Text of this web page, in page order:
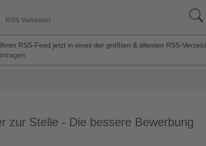
RSS Validator
RSS-Feed jetzt in eines der größten & ältesten RSS-
zur Stelle - Die bessere Bewerbung